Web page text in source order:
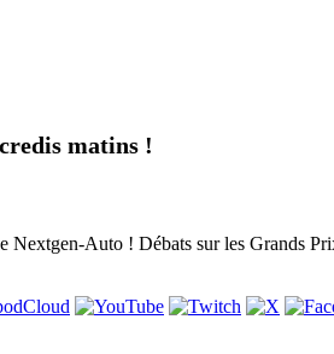
matins !
Auto ! Débats sur les Grands